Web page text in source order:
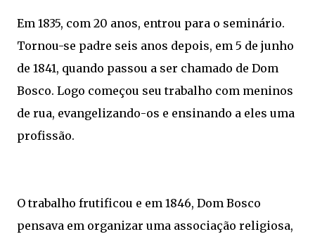
Em 1835, com 20 anos, entrou para o seminário.
Tornou-se padre seis anos depois, em 5 de junho
de 1841, quando passou a ser chamado de Dom
Bosco. Logo começou seu trabalho com meninos
de rua, evangelizando-os e ensinando a eles uma
profissão.
O trabalho frutificou e em 1846, Dom Bosco
pensava em organizar uma associação religiosa,